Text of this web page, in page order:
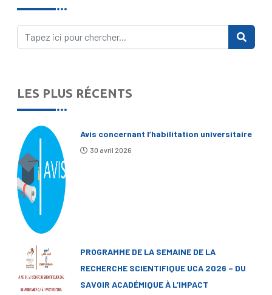
LES PLUS RÉCENTS
Avis concernant l’habilitation universitaire
30 avril 2026
PROGRAMME DE LA SEMAINE DE LA
RECHERCHE SCIENTIFIQUE UCA 2026 – DU
SAVOIR ACADÉMIQUE À L’IMPACT